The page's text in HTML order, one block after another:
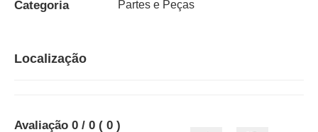
Categoria Partes e Peças
Localização
Avaliação 0 / 0 ( 0 )